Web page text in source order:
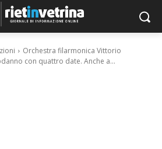
Orchestra filarmonica Vittorio
con quattro date. Anche a...